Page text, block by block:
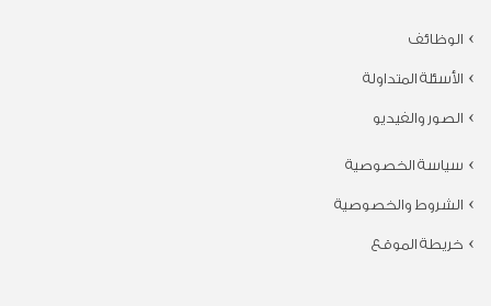
الوظائف
الأسئلة المتداولة
الصور والفيديو
سياسة الخصوصية
الشروط والخصوصية
خريطة الموقع